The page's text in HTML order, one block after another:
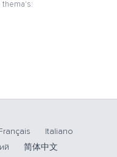
thema's:
Italiano
简体中文